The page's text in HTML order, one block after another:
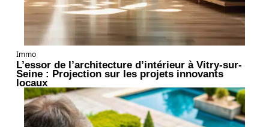
Immo
L’essor de l’architecture d’intérieur à Vitry-sur-
Seine : Projection sur les projets innovants
locaux